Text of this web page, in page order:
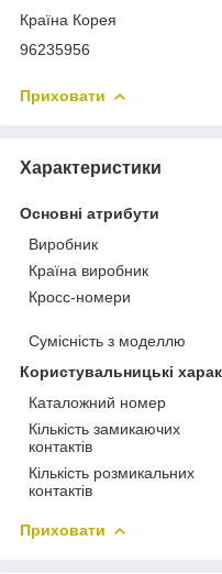
Країна Корея
96235956
Приховати
Характеристики
Основні атрибути
Виробник
Країна виробник
Кросс-номери
Сумісність з моделлю
Користувальницькі
Каталожний номер
Кількість замикаючих
контактів
Кількість розмикальних
контактів
Приховати